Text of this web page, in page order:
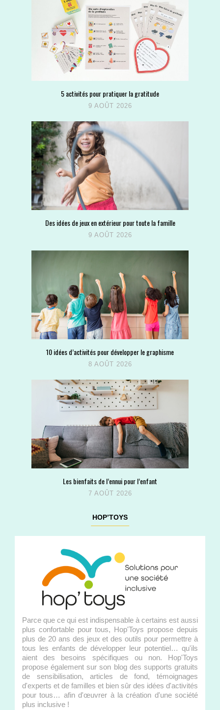
5 activités pour pratiquer la gratitude
9 AOÛT 2026
Des idées de jeux en extérieur pour toute la famille
9 AOÛT 2026
10 idées d’activités pour développer le graphisme
8 AOÛT 2026
Les bienfaits de l’ennui pour l’enfant
7 AOÛT 2026
HOP’TOYS
Parce que ce qui est indispensable à certains est aussi
plus confortable pour tous, Hop'Toys propose depuis
plus de 20 ans des jeux et des outils pour permettre à
tous les enfants de développer leur potentiel… qu'ils
aient des besoins spécifiques ou non. Hop'Toys
propose également sur son blog des supports gratuits
de sensibilisation, articles de fond, témoignages
d'experts et de familles et bien sûr des idées d'activités
pour tous… afin d'œuvrer à la création d'une société
plus inclusive !